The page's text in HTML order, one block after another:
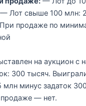
Лот свыше 100 млн:
продаже по
на аукцион с
300 тысяч.
млн минус задаток
— нет.